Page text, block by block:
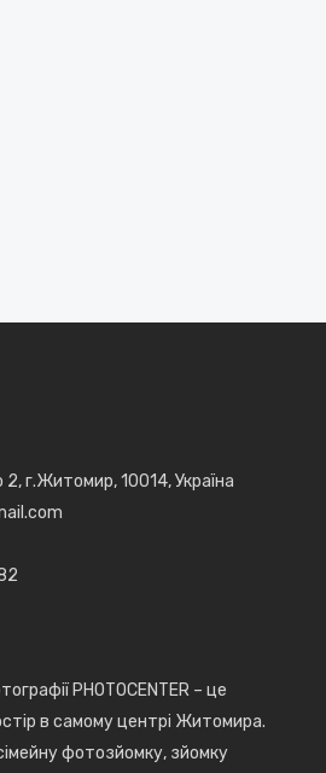
г.Житомир, 10014, Україна
PHOTOCENTER – це
в самому центрі Житомира.
фотозйомку, зйомку